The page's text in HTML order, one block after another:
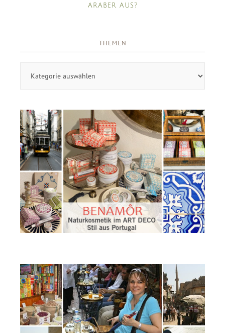
ARABER AUS?
THEMEN